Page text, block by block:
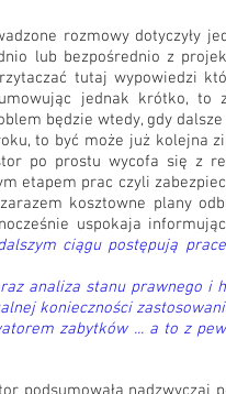
rozmowy dotyczyły
lub bezpośrednio z
tutaj wypowiedzi
jednak krótko, to
będzie wtedy, gdy
to być może już kolejna
po prostu wycofa się z
etapem prac czyli
kosztowne plany
uspokaja
ciągu postępują
analiza stanu prawnego i
konieczności
zabytków ... a to z